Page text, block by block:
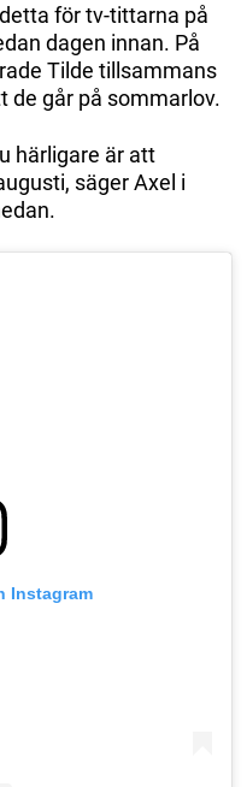
för tv-tittarna på
dagen innan. På
Tilde tillsammans
de går på sommarlov.
härligare är att
säger Axel i
Instagram